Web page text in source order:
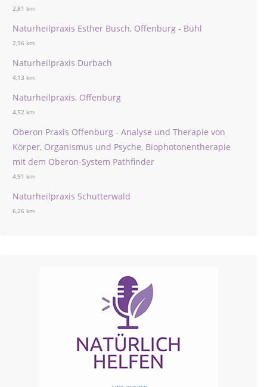
2,81 km
Naturheilpraxis Esther Busch, Offenburg - Bühl
2,96 km
Naturheilpraxis Durbach
4,13 km
Naturheilpraxis, Offenburg
4,52 km
Oberon Praxis Offenburg - Analyse und Therapie von
Körper, Organismus und Psyche, Biophotonentherapie
mit dem Oberon-System Pathfinder
4,91 km
Naturheilpraxis Schutterwald
6,26 km